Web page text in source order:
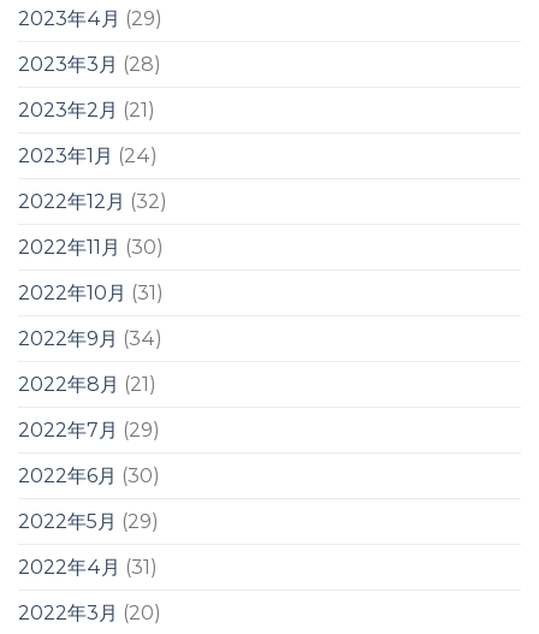
2023年4月 (29)
2023年3月 (28)
2023年2月 (21)
2023年1月 (24)
2022年12月 (32)
2022年11月 (30)
2022年10月 (31)
2022年9月 (34)
2022年8月 (21)
2022年7月 (29)
2022年6月 (30)
2022年5月 (29)
2022年4月 (31)
2022年3月 (20)